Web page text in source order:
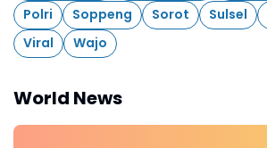
Polri
Soppeng Sorot Sulsel
Viral
Wajo
World News